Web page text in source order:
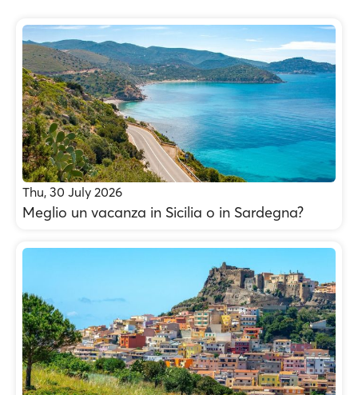
Thu, 30 July 2026
Meglio un vacanza in Sicilia o in Sardegna?